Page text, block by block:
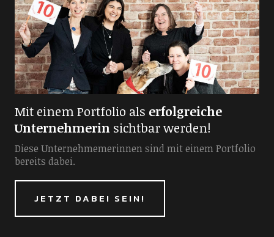
Mit einem Portfolio als erfolgreiche
Unternehmerin sichtbar werden!
Diese Unternehmemerinnen sind mit einem Portfolio
bereits dabei.
JETZT DABEI SEIN!